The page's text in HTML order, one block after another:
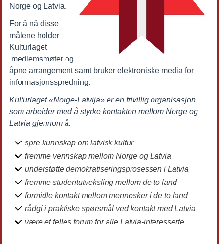
Norge og Latvia.
For å nå disse
målene holder
Kulturlaget
medlemsmøter og
åpne arrangement samt bruker elektroniske media for
informasjonsspredning.
Kulturlaget «Norge-Latvija» er en frivillig organisasjon
som arbeider med å styrke kontakten mellom Norge og
Latvia gjennom å:
spre kunnskap om latvisk kultur
fremme vennskap mellom Norge og Latvia
understøtte demokratiseringsprosessen i Latvia
fremme studentutveksling mellom de to land
formidle kontakt mellom mennesker i de to land
rådgi i praktiske spørsmål ved kontakt med Latvia
være et felles forum for alle Latvia-interesserte